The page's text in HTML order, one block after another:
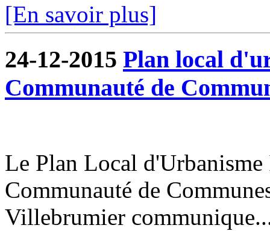
[En savoir plus]
24-12-2015 Plan local
Communauté de
Le Plan Local
Communauté de
Villebrumier